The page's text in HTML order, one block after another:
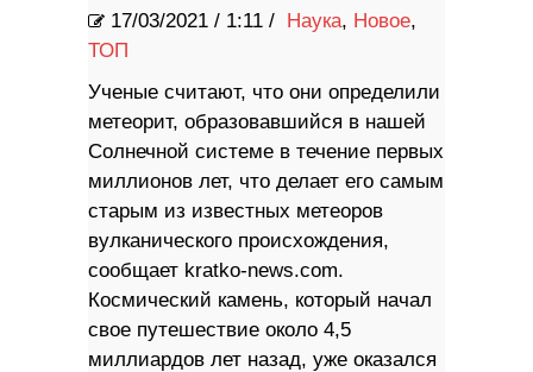
17/03/2021 / 1:11 / Наука, Новое,
ТОП
Ученые считают, что они определили
метеорит, образовавшийся в нашей
Солнечной системе в течение первых
миллионов лет, что делает его самым
старым из известных метеоров
вулканического происхождения,
сообщает kratko-news.com.
Космический камень, который начал
свое путешествие около 4,5
миллиардов лет назад, уже оказался